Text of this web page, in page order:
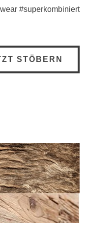
#superkombiniert
STÖBERN